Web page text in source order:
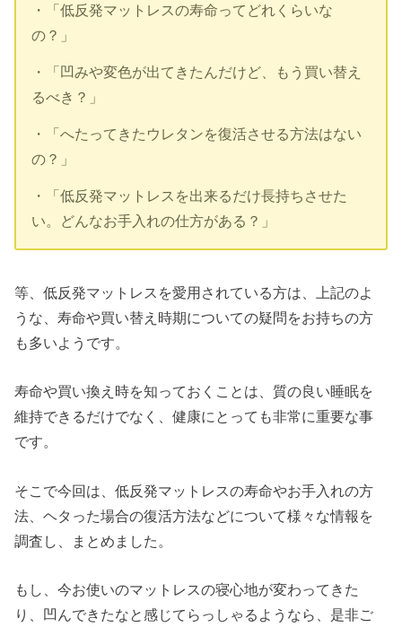
・「低反発マットレスの寿命ってどれくらいな
の？」
・「凹みや変色が出てきたんだけど、もう買い替え
るべき？」
・「へたってきたウレタンを復活させる方法はない
の？」
・「低反発マットレスを出来るだけ長持ちさせた
い。どんなお手入れの仕方がある？」
等、低反発マットレスを愛用されている方は、上記のよ
うな、寿命や買い替え時期についての疑問をお持ちの方
も多いようです。
寿命や買い換え時を知っておくことは、質の良い睡眠を
維持できるだけでなく、健康にとっても非常に重要な事
です。
そこで今回は、低反発マットレスの寿命やお手入れの方
法、ヘタった場合の復活方法などについて様々な情報を
調査し、まとめました。
もし、今お使いのマットレスの寝心地が変わってきた
り、凹んできたなと感じてらっしゃるようなら、是非ご